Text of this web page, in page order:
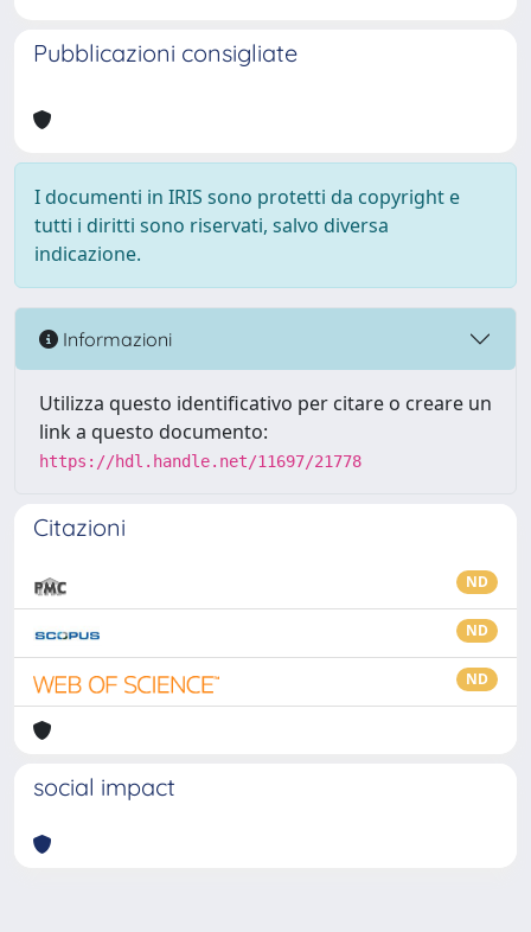
Pubblicazioni consigliate
I documenti in IRIS sono protetti da copyright e
tutti i diritti sono riservati, salvo diversa
indicazione.
Informazioni
Utilizza questo identificativo per citare o creare un
link a questo documento:
https://hdl.handle.net/11697/21778
Citazioni
ND
ND
ND
social impact